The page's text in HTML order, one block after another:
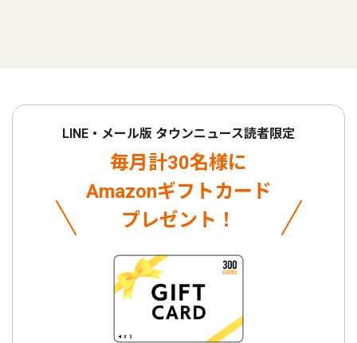
LINE・メール版 タウンニュース読者限定
毎月計30名様に
Amazonギフトカード
プレゼント！